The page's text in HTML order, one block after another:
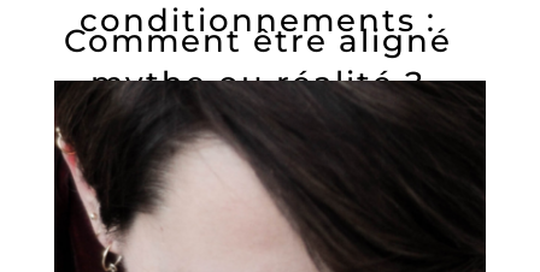
conditionnements :
mythe ou réalité ?
Comment être aligné
dans son business (et
dans sa vie) ?